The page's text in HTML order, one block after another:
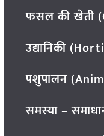
फसल की खेती
उद्यानिकी
पशुपालन
समस्या –